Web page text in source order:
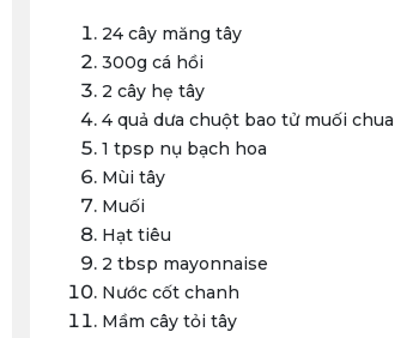
24 cây măng tây
300g cá hồi
2 cây hẹ tây
4 quả dưa chuột bao tử muối chua
1 tpsp nụ bạch hoa
Mùi tây
Muối
Hạt tiêu
2 tbsp mayonnaise
Nước cốt chanh
Mầm cây tỏi tây